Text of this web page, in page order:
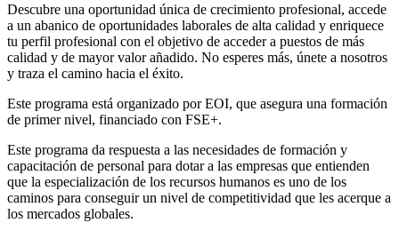
Descubre una oportunidad única de crecimiento profesional, accede
a un abanico de oportunidades laborales de alta calidad y enriquece
tu perfil profesional con el objetivo de acceder a puestos de más
calidad y de mayor valor añadido. No esperes más, únete a nosotros
y traza el camino hacia el éxito.
Este programa está organizado por EOI, que asegura una formación
de primer nivel, financiado con FSE+.
Este programa da respuesta a las necesidades de formación y
capacitación de personal para dotar a las empresas que entienden
que la especialización de los recursos humanos es uno de los
caminos para conseguir un nivel de competitividad que les acerque a
los mercados globales.